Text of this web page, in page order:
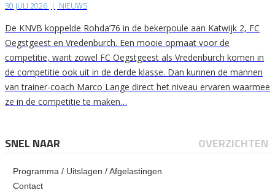
30 JULI 2026 | NIEUWS
De KNVB koppelde Rohda’76 in de bekerpoule aan Katwijk 2, FC
Oegstgeest en Vredenburch. Een mooie opmaat voor de
competitie, want zowel FC Oegstgeest als Vredenburch komen in
de competitie ook uit in de derde klasse. Dan kunnen de mannen
van trainer-coach Marco Lange direct het niveau ervaren waarmee
ze in de competitie te maken…
SNEL NAAR OVERZICHTEN
Programma / Uitslagen / Afgelastingen
Contact